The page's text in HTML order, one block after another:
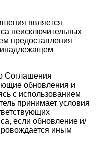
является
неисключительных
предоставления
Соглашения
обновления и
с использованием
принимает условия
если обновление и/
иным